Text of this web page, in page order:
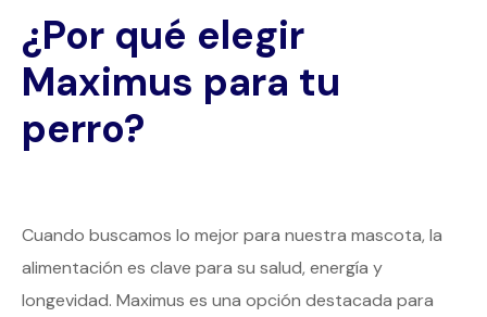
¿Por qué elegir
Maximus para tu
perro?
Cuando buscamos lo mejor para nuestra mascota, la
alimentación es clave para su salud, energía y
longevidad. Maximus es una opción destacada para